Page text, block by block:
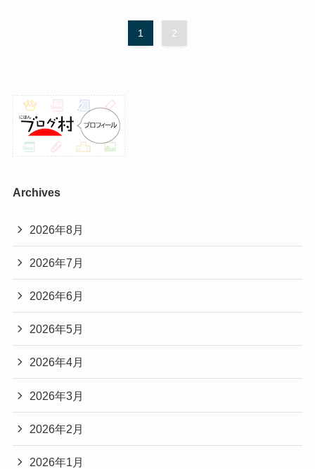
1 2
Archives
2026年8月
2026年7月
2026年6月
2026年5月
2026年4月
2026年3月
2026年2月
2026年1月